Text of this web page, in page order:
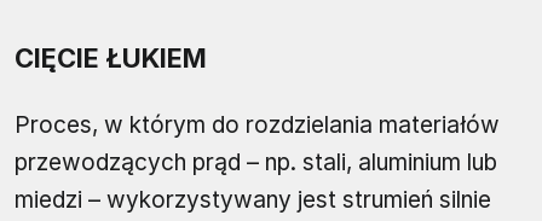
CIĘCIE ŁUKIEM
Proces, w którym do rozdzielania materiałów
przewodzących prąd – np. stali, aluminium lub
miedzi – wykorzystywany jest strumień silnie